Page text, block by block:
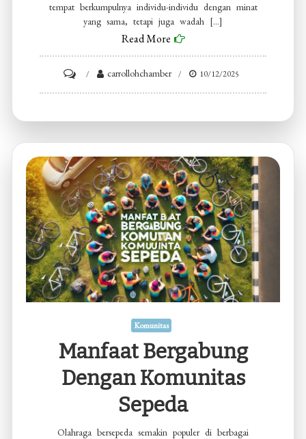
tempat berkumpulnya individu-individu dengan minat
yang sama, tetapi juga wadah […]
Read More
Komunitas
Sosial
carrollohchamber 10/12/2025
Komunitas
Manfaat Bergabung
Dengan Komunitas
Sepeda
Olahraga bersepeda semakin populer di berbagai